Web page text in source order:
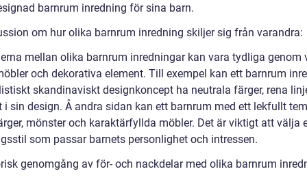
barnrum inredning för sina barn.
om hur olika barnrum inredning skiljer sig från varandra:
mellan olika barnrum inredningar kan vara tydliga genom
och dekorativa element. Till exempel kan ett barnrum
skandinaviskt designkoncept ha neutrala färger, rena
i sin design. Å andra sidan kan ett barnrum med ett lekfullt
mönster och karaktärfyllda möbler. Det är viktigt att välja
som passar barnets personlighet och intressen.
genomgång av för- och nackdelar med olika barnrum